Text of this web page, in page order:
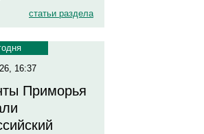
статьи раздела
16:37
Приморья